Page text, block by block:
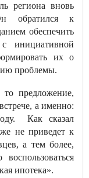
региона вновь
обратился к
обеспечить
инициативной
их о
проблемы.
предложение,
а именно:
Как сказал
не приведет к
а тем более,
ипотека».